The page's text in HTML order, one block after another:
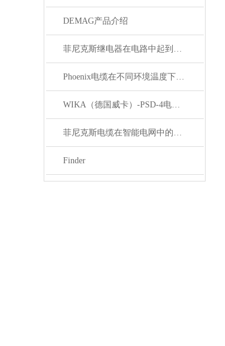
DEMAG产品介绍
菲尼克斯继电器在电路中起到什么作用？
Phoenix电缆在不同环境温度下的性能表现如何？
WIKA（德国威卡）-PSD-4电子压力开关
菲尼克斯电缆在智能电网中的应用
Finder